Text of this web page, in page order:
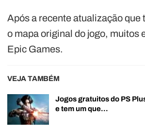
Após a recente atualização que
o mapa original do jogo, muitos
Epic Games.
VEJA TAMBÉM
Jogos gratuitos do PS
e tem um que…